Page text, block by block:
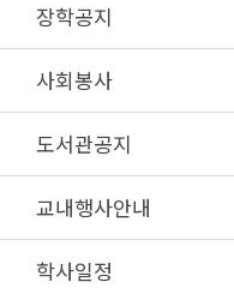
장학공지
사회봉사
도서관공지
교내행사안내
학사일정